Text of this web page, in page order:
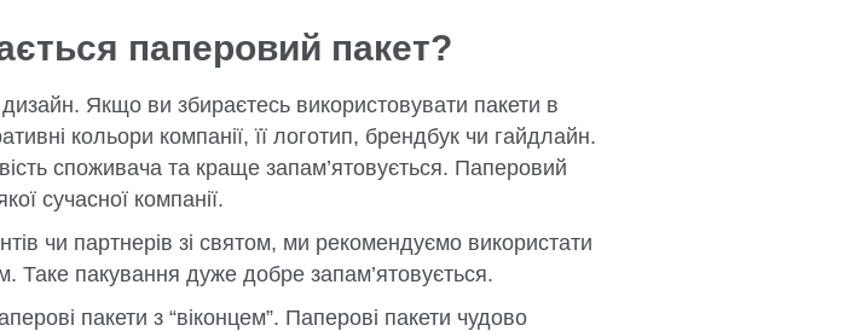
паперовий пакет?
Якщо ви збираєтесь використовувати пакети в
кольори компанії, її логотип, брендбук чи гайдлайн.
споживача та краще запам’ятовується. Паперовий
сучасної компанії.
чи партнерів зі святом, ми рекомендуємо використати
Таке пакування дуже добре запам’ятовується.
пакети з “віконцем”. Паперові пакети чудово